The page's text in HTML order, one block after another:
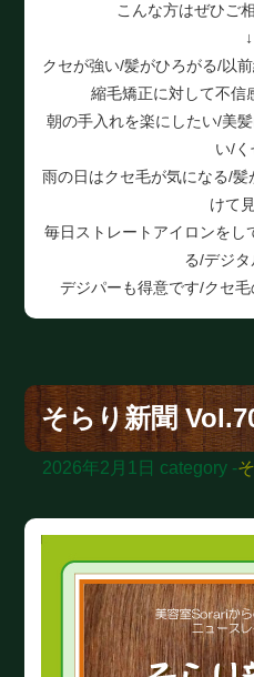
こんな方はぜひご
↓
クセが強い/髪がひろがる/以
縮毛矯正に対して不信
朝の手入れを楽にしたい/美
い/
雨の日はクセ毛が気になる/
けて
毎日ストレートアイロンをし
る/デジ
デジパーも得意です/クセ
そらり新聞
2026年2月1日 category -